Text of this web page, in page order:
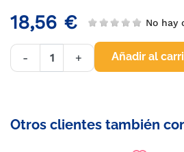
18,56 € No hay
- + Añadir al
Otros clientes también